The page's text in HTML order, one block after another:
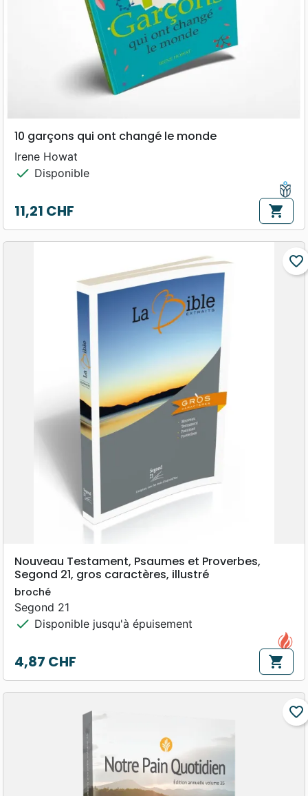
10 garçons qui ont changé le monde
Irene Howat
check Disponible
Prix
11,21 CHF shopping_cart
favorite_border
Nouveau Testament, Psaumes et Proverbes,
Segond 21, gros caractères, illustré
broché
Segond 21
check Disponible jusqu'à épuisement
Prix
4,87 CHF shopping_cart
favorite_border